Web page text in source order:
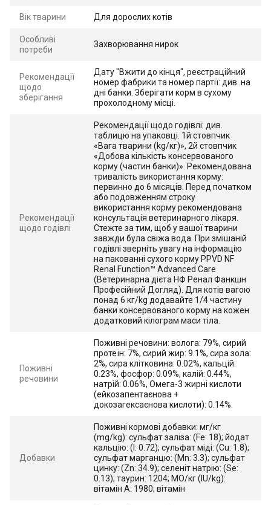
Вік тварини Для дорослих котів
Особливі
потреби
Захворювання нирок
Рекомендації
щодо
зберігання
Дату "Вжити до кінця", реєстраційний
номер фабрики та номер партії: див. на
дні банки. Зберігати корм в сухому
прохолодному місці.
Рекомендації
щодо годівлі
Рекомендації щодо годівлі: див.
таблицю на упаковці. 1й стовпчик
«Вага тварини (kg/кг)», 2й стовпчик
«Добова кількість консервованого
корму (частин банки)». Рекомендована
тривалість використання корму:
первинно до 6 місяців. Перед початком
або подовженням строку
використання корму рекомендована
консультація ветеринарного лікаря.
Стежте за тим, щоб у вашої тварини
завжди була свіжа вода. При змішаній
годівлі зверніть увагу на інформацію
на пакованні сухого корму PPVD NF
Renal Function™ Advanced Care
(Ветеринарна дієта НФ Ренал Фанкшн
Професійний Догляд). Для котів вагою
понад 6 кг/kg додавайте 1/4 частину
банки консервованого корму на кожен
додатковий кілограм маси тіла.
Поживні
речовини
Поживні речовини: волога: 79%, сирий
протеїн: 7%, сирий жир: 9.1%, сира зола:
2%, сира клітковина: 0.02%, кальцій:
0.23%, фосфор: 0.09%, калій: 0.44%,
натрій: 0.06%, Омега-3 жирні кислоти
(ейкозапентаєнова +
докозагексаєнова кислоти): 0.14%.
Добавки
Поживні кормові добавки: мг/кг
(mg/kg): сульфат заліза: (Fe: 18); йодат
кальцію: (I: 0.72); сульфат міді: (Cu: 1.8);
сульфат марганцю: (Mn: 3.3); сульфат
цинку: (Zn: 34.9); селеніт натрію: (Se:
0.13); таурин: 1204; МО/кг (IU/kg):
вітамін А: 1980; вітамін